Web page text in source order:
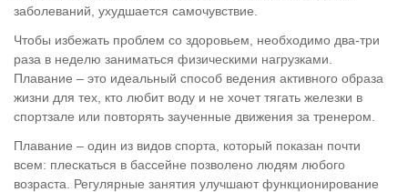
заболеваний, ухудшается самочувствие.
Чтобы избежать проблем со здоровьем, необходимо два-три
раза в неделю заниматься физическими нагрузками.
Плавание – это идеальный способ ведения активного образа
жизни для тех, кто любит воду и не хочет тягать железки в
спортзале или повторять заученные движения за тренером.
Плавание – один из видов спорта, который показан почти
всем: плескаться в бассейне позволено людям любого
возраста. Регулярные занятия улучшают функционирование